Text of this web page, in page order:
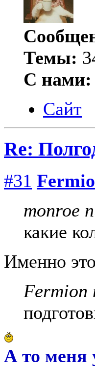
Темы:
С нами:
Сайт
Re:
#31
monroe
какие
Именно
Fermion
А то меня